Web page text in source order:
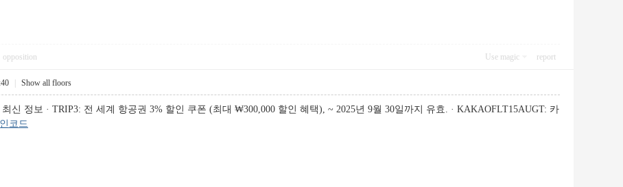
opposition Use magic report
Show all floors
신 정보 · TRIP3: 전 세계 항공권 3% 할인 쿠폰 (최대 ₩300,000 할인 혜택), ~ 2025년 9월 30일까지 유효. · KAKAOFLT15AUGT: 카
코드